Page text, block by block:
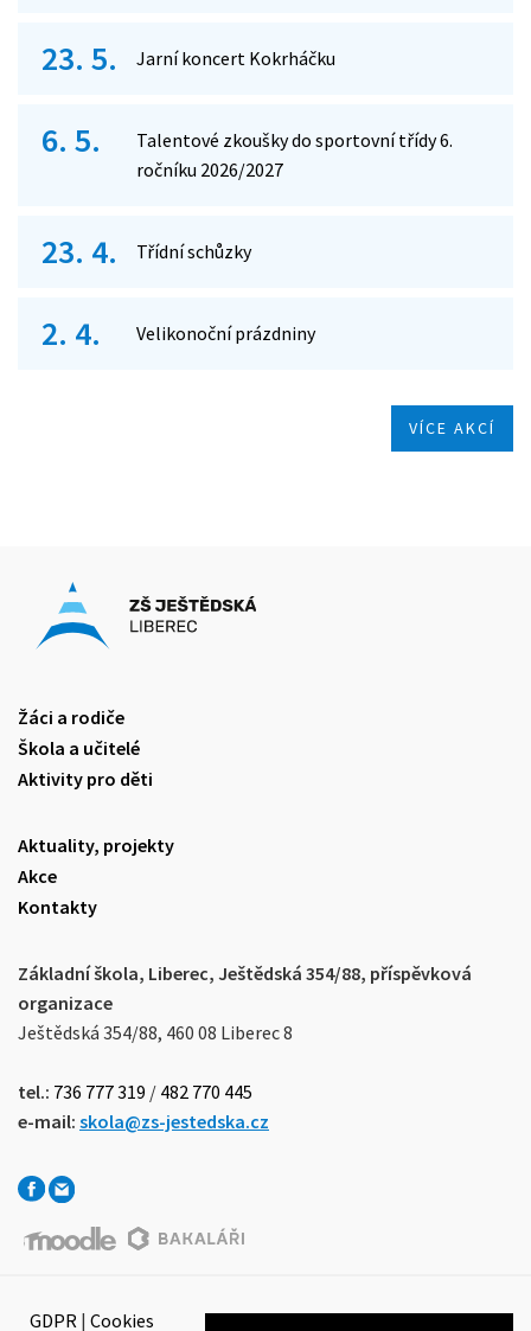
23. 5. Jarní koncert Kokrháčku
6. 5.
Talentové zkoušky do sportovní třídy 6.
ročníku 2026/2027
23. 4. Třídní schůzky
2. 4. Velikonoční prázdniny
VÍCE AKCÍ
Žáci a rodiče
Škola a učitelé
Aktivity pro děti
Aktuality, projekty
Akce
Kontakty
Základní škola, Liberec, Ještědská 354/88, příspěvková
organizace
Ještědská 354/88, 460 08 Liberec 8
tel.: 736 777 319 / 482 770 445
e-mail: skola@zs-jestedska.cz
GDPR | Cookies